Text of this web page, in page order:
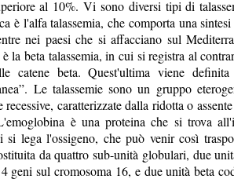
al 10%. Vi sono diversi tipi di
è l'alfa talassemia, che comporta una
nei paesi che si affacciano sul
la beta talassemia, in cui si registra al
catene beta. Quest'ultima viene definita
Le talassemie sono un gruppo
recessive, caratterizzate dalla ridotta o
è una proteina che si trova
si lega l'ossigeno, che può venir così
da quattro sub-unità globulari, due
geni sul cromosoma 16, e due unità beta